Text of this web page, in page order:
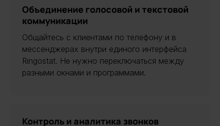
Объединение голосовой и текстовой
коммуникации
Общайтесь с клиентами по телефону и в
мессенджерах внутри единого интерфейса
Ringostat. Не нужно переключаться между
разными окнами и программами.
Контроль и аналитика звонков